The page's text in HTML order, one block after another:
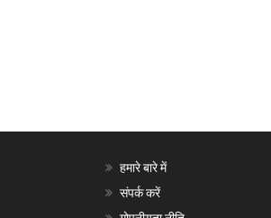
हमारे बारे में
संपर्क करें